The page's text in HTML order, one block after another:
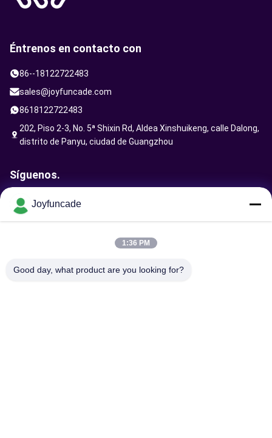
Éntrenos en contacto con
86--18122722483
sales@joyfuncade.com
8618122722483
202, Piso 2-3, No. 5ª Shixin Rd, Aldea Xinshuikeng, calle Dalong,
distrito de Panyu, ciudad de Guangzhou
Síguenos.
Joyfuncade
1:36 PM
Good day, what product are you looking for?